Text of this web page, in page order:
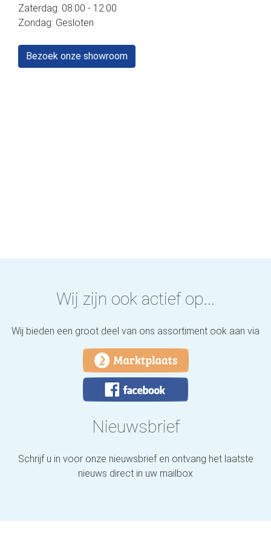
Zaterdag: 08:00 - 12:00
Zondag: Gesloten
Bezoek onze showroom
Wij zijn ook actief op...
Wij bieden een groot deel van ons assortiment ook aan via
Nieuwsbrief
Schrijf u in voor onze nieuwsbrief en ontvang het laatste
nieuws direct in uw mailbox